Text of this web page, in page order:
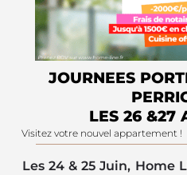
JOURNEES
LES 26 &27
Visitez votre nouvel appartement !
Les 24 & 25 Juin, Home